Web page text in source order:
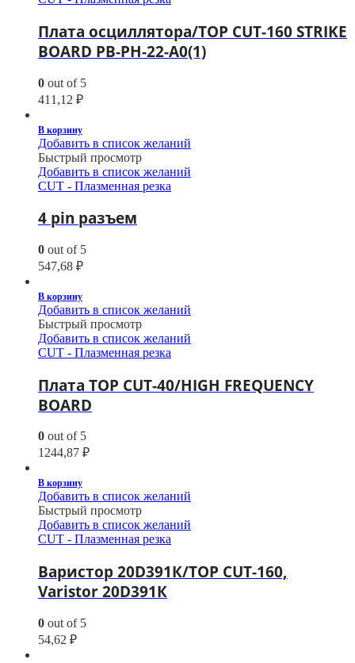
Плата осциллятора/TOP CUT-160 STRIKE
BOARD PB-PH-22-A0(1)
0 out of 5
411,12 ₽
В корзину
Добавить в список желаний
Быстрый просмотр
Добавить в список желаний
CUT - Плазменная резка
4 pin разъем
0 out of 5
547,68 ₽
В корзину
Добавить в список желаний
Быстрый просмотр
Добавить в список желаний
CUT - Плазменная резка
Плата TOP CUT-40/HIGH FREQUENCY
BOARD
0 out of 5
1244,87 ₽
В корзину
Добавить в список желаний
Быстрый просмотр
Добавить в список желаний
CUT - Плазменная резка
Варистор 20D391К/TOP CUT-160,
Varistor 20D391К
0 out of 5
54,62 ₽